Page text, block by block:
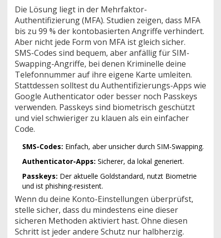
Die Lösung liegt in der Mehrfaktor-
Authentifizierung (MFA). Studien zeigen, dass MFA
bis zu 99 % der kontobasierten Angriffe verhindert.
Aber nicht jede Form von MFA ist gleich sicher.
SMS-Codes sind bequem, aber anfällig für SIM-
Swapping-Angriffe, bei denen Kriminelle deine
Telefonnummer auf ihre eigene Karte umleiten.
Stattdessen solltest du Authentifizierungs-Apps wie
Google Authenticator oder besser noch Passkeys
verwenden. Passkeys sind biometrisch geschützt
und viel schwieriger zu klauen als ein einfacher
Code.
SMS-Codes: Einfach, aber unsicher durch SIM-Swapping.
Authenticator-Apps: Sicherer, da lokal generiert.
Passkeys: Der aktuelle Goldstandard, nutzt Biometrie
und ist phishing-resistent.
Wenn du deine Konto-Einstellungen überprüfst,
stelle sicher, dass du mindestens eine dieser
sicheren Methoden aktiviert hast. Ohne diesen
Schritt ist jeder andere Schutz nur halbherzig.